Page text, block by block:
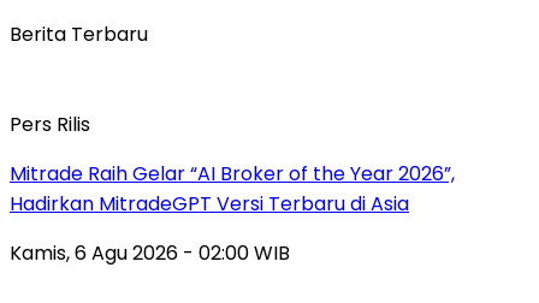
Berita Terbaru
Pers Rilis
Mitrade Raih Gelar “AI Broker of the Year 2026”,
Hadirkan MitradeGPT Versi Terbaru di Asia
Kamis, 6 Agu 2026 - 02:00 WIB